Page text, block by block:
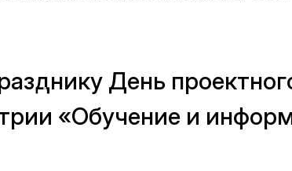
Цены
День
«Обучение и